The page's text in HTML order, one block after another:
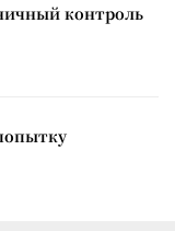
контроль